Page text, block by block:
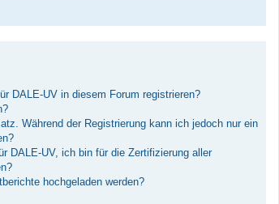
DALE-UV in diesem Forum registrieren?
Während der Registrierung kann ich jedoch nur ein
DALE-UV, ich bin für die Zertifizierung aller
hochgeladen werden?